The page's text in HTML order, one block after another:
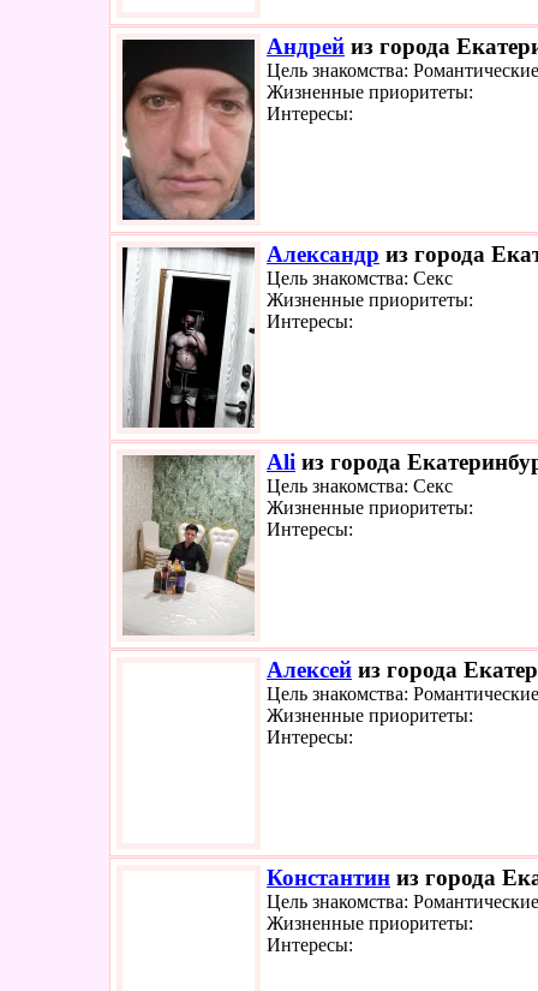
Андрей из города
Цель знакомства:
Жизненные приоритеты:
Интересы:
Александр из города
Цель знакомства: Секс
Жизненные приоритеты:
Интересы:
Ali из города
Цель знакомства: Секс
Жизненные приоритеты:
Интересы:
Алексей из города
Цель знакомства:
Жизненные приоритеты:
Интересы:
Константин из города
Цель знакомства:
Жизненные приоритеты:
Интересы: